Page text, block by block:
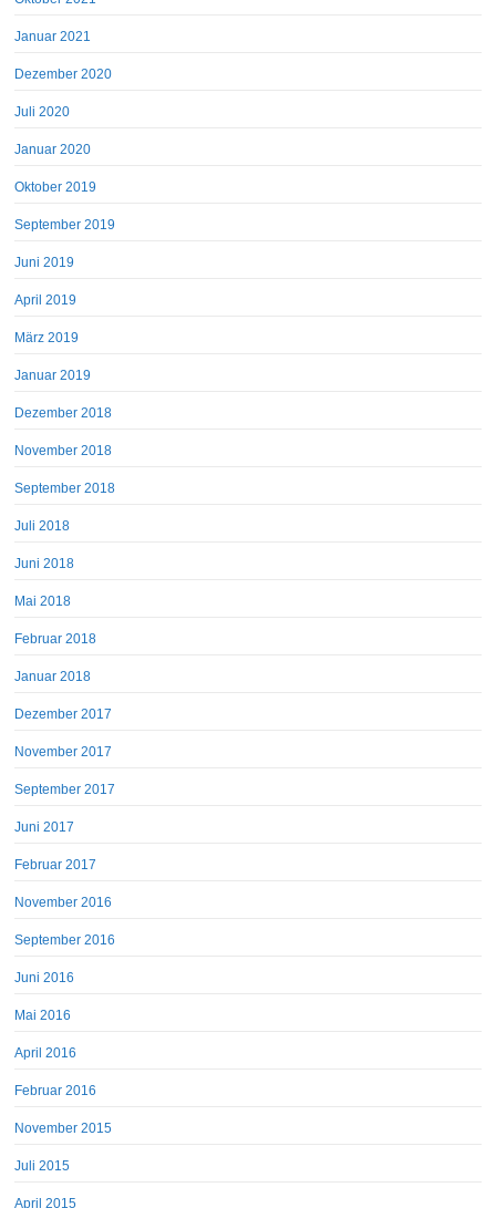
Januar 2021
Dezember 2020
Juli 2020
Januar 2020
Oktober 2019
September 2019
Juni 2019
April 2019
März 2019
Januar 2019
Dezember 2018
November 2018
September 2018
Juli 2018
Juni 2018
Mai 2018
Februar 2018
Januar 2018
Dezember 2017
November 2017
September 2017
Juni 2017
Februar 2017
November 2016
September 2016
Juni 2016
Mai 2016
April 2016
Februar 2016
November 2015
Juli 2015
April 2015